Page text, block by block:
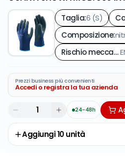
Taglia:6 (S)
Composizione:
Rischio meccanico
Prezzi business più convenienti
Accedi o registra la tua azienda
24-48h
Aggiungi10unità